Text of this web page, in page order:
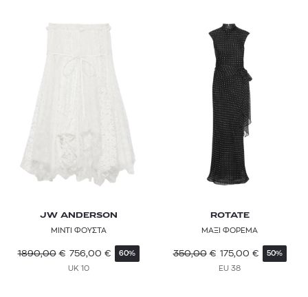
JW ANDERSON
ΜΙΝΤΙ ΦΟΥΣΤΑ
1890,00 € 756,00 € 60%
UK 10
ROTATE
ΜΑΞΙ ΦΟΡΕΜΑ
350,00 € 175,00 € 50%
EU 38